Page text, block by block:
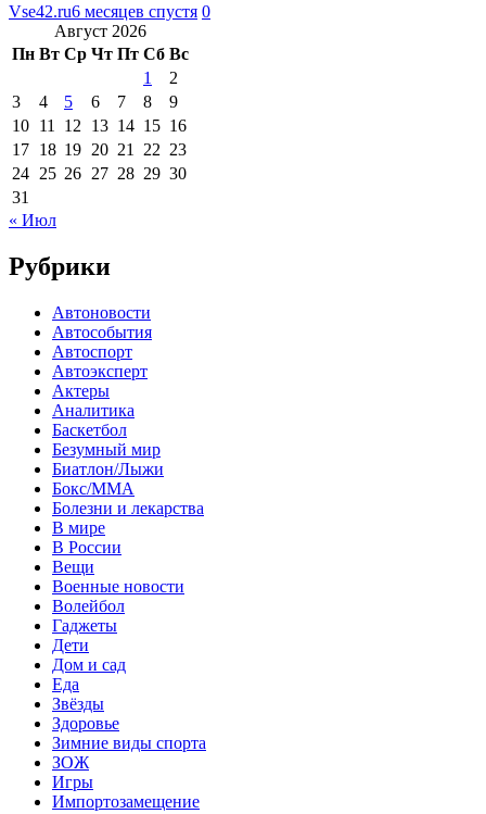
Vse42.ru6 месяцев спустя 0
Август 2026
Пн Вт Ср Чт Пт Сб Вс
1
2
3
4 5 6 7 8
9
10 11 12 13 14 15 16
17 18 19 20 21 22 23
24 25 26 27 28 29 30
31
« Июл
Рубрики
Автоновости
Автособытия
Автоспорт
Автоэксперт
Актеры
Аналитика
Баскетбол
Безумный мир
Биатлон/Лыжи
Бокс/MMA
Болезни и лекарства
В мире
В России
Вещи
Военные новости
Волейбол
Гаджеты
Дети
Дом и сад
Еда
Звёзды
Здоровье
Зимние виды спорта
ЗОЖ
Игры
Импортозамещение